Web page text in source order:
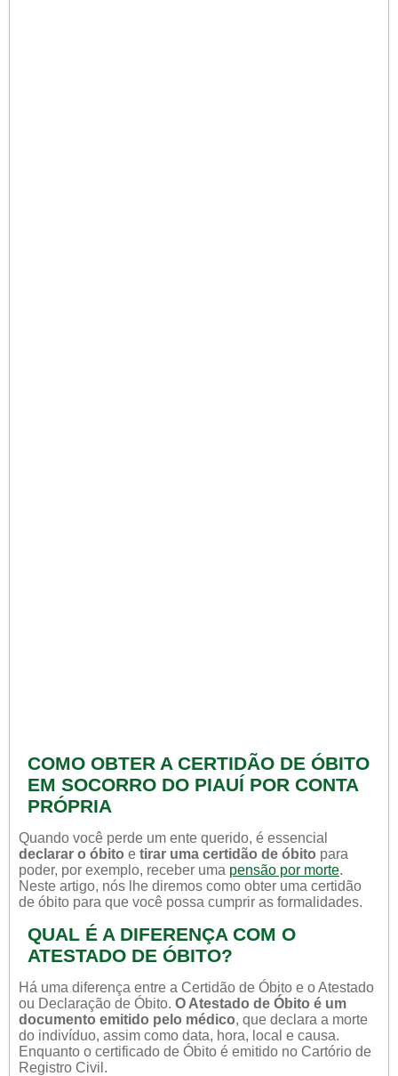
COMO OBTER A CERTIDÃO DE ÓBITO
EM SOCORRO DO PIAUÍ POR CONTA
PRÓPRIA
Quando você perde um ente querido, é essencial
declarar o óbito e tirar uma certidão de óbito para
poder, por exemplo, receber uma pensão por morte.
Neste artigo, nós lhe diremos como obter uma certidão
de óbito para que você possa cumprir as formalidades.
QUAL É A DIFERENÇA COM O
ATESTADO DE ÓBITO?
Há uma diferença entre a Certidão de Óbito e o Atestado
ou Declaração de Óbito. O Atestado de Óbito é um
documento emitido pelo médico, que declara a morte
do indivíduo, assim como data, hora, local e causa.
Enquanto o certificado de Óbito é emitido no Cartório de
Registro Civil.